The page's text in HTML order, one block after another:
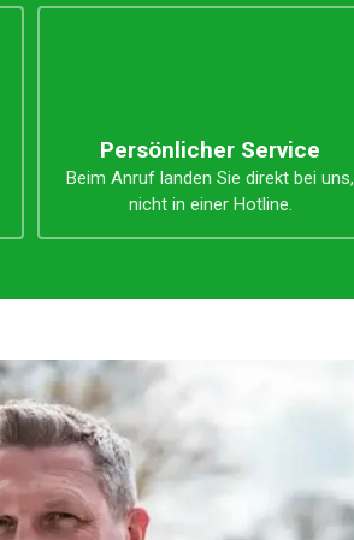
Persönlicher Service
Beim Anruf landen Sie direkt bei uns,
nicht in einer Hotline.